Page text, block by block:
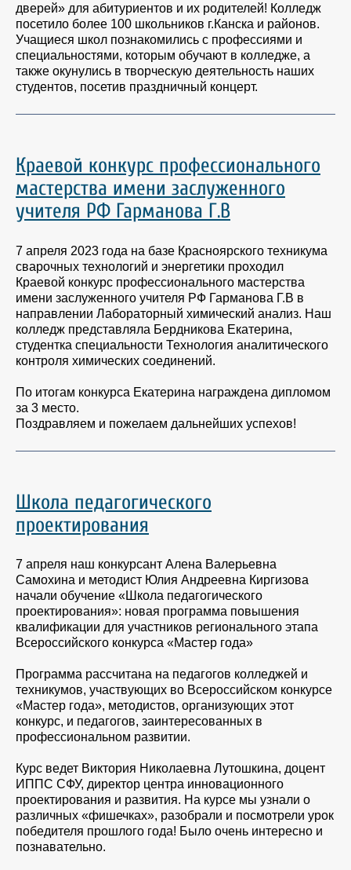
дверей» для абитуриентов и их родителей! Колледж
посетило более 100 школьников г.Канска и районов.
Учащиеся школ познакомились с профессиями и
специальностями, которым обучают в колледже, а
также окунулись в творческую деятельность наших
студентов, посетив праздничный концерт.
Краевой конкурс профессионального
мастерства имени заслуженного
учителя РФ Гарманова Г.В
7 апреля 2023 года на базе Красноярского техникума
сварочных технологий и энергетики проходил
Краевой конкурс профессионального мастерства
имени заслуженного учителя РФ Гарманова Г.В в
направлении Лабораторный химический анализ. Наш
колледж представляла Бердникова Екатерина,
студентка специальности Технология аналитического
контроля химических соединений.
По итогам конкурса Екатерина награждена дипломом
за 3 место.
Поздравляем и пожелаем дальнейших успехов!
Школа педагогического
проектирования
7 апреля наш конкурсант Алена Валерьевна
Самохина и методист Юлия Андреевна Киргизова
начали обучение «Школа педагогического
проектирования»: новая программа повышения
квалификации для участников регионального этапа
Всероссийского конкурса «Мастер года»
Программа рассчитана на педагогов колледжей и
техникумов, участвующих во Всероссийском конкурсе
«Мастер года», методистов, организующих этот
конкурс, и педагогов, заинтересованных в
профессиональном развитии.
Курс ведет Виктория Николаевна Лутошкина, доцент
ИППС СФУ, директор центра инновационного
проектирования и развития. На курсе мы узнали о
различных «фишечках», разобрали и посмотрели урок
победителя прошлого года! Было очень интересно и
познавательно.